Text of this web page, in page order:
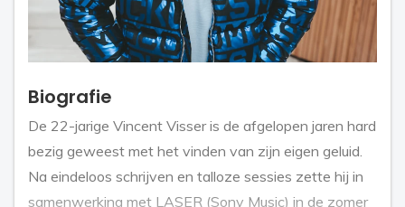
Biografie
De 22-jarige Vincent Visser is de afgelopen jaren hard
bezig geweest met het vinden van zijn eigen geluid.
Na eindeloos schrijven en talloze sessies zette hij in
samenwerking met LASER (Sony Music) in de zomer